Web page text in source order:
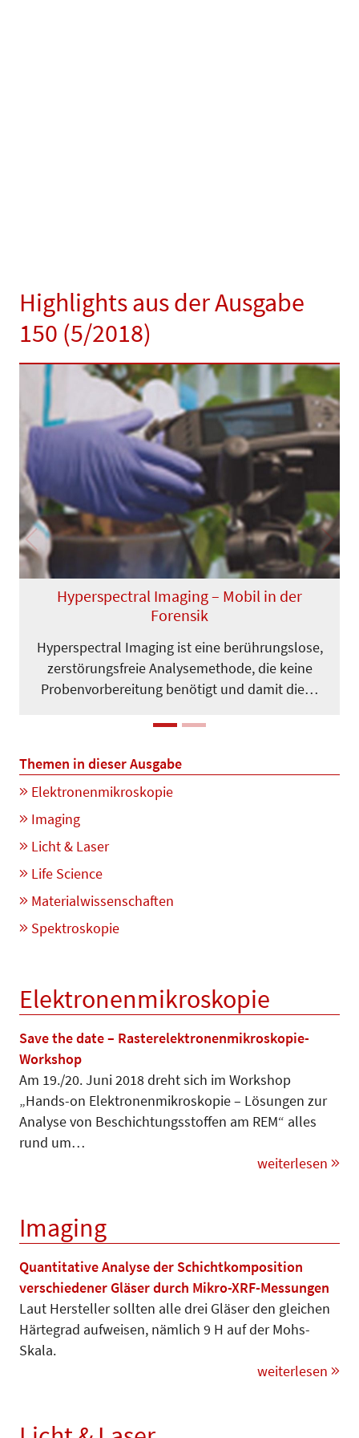
Highlights aus der Ausgabe
150 (5/2018)
Hyperspectral Imaging – Mobil in der
Forensik
Hyperspectral Imaging ist eine berüh­rungslose,
zerstörungsfreie Ana­lyse­methode, die keine
Proben­vorbe­­rei­tung benötigt und damit die…
Previous Next
Themen in dieser Ausgabe
Elektronenmikroskopie
Imaging
Licht & Laser
Life Science
Materialwissenschaften
Spektroskopie
Elektronenmikroskopie
Save the date – Rasterelektronenmikroskopie-
Workshop
Am 19./20. Juni 2018 dreht sich im Workshop
„Hands-on Elek­tronen­mikroskopie – Lösungen zur
Analyse von Beschichtungsstoffen am REM“ alles
rund um…
weiterlesen
Imaging
Quantitative Analyse der Schichtkomposition
verschiedener Gläser durch Mikro-XRF-Messungen
Laut Her­stel­ler sollten alle drei Gläser den gleichen
Härtegrad aufweisen, nämlich 9 H auf der Mohs-
Skala.
weiterlesen